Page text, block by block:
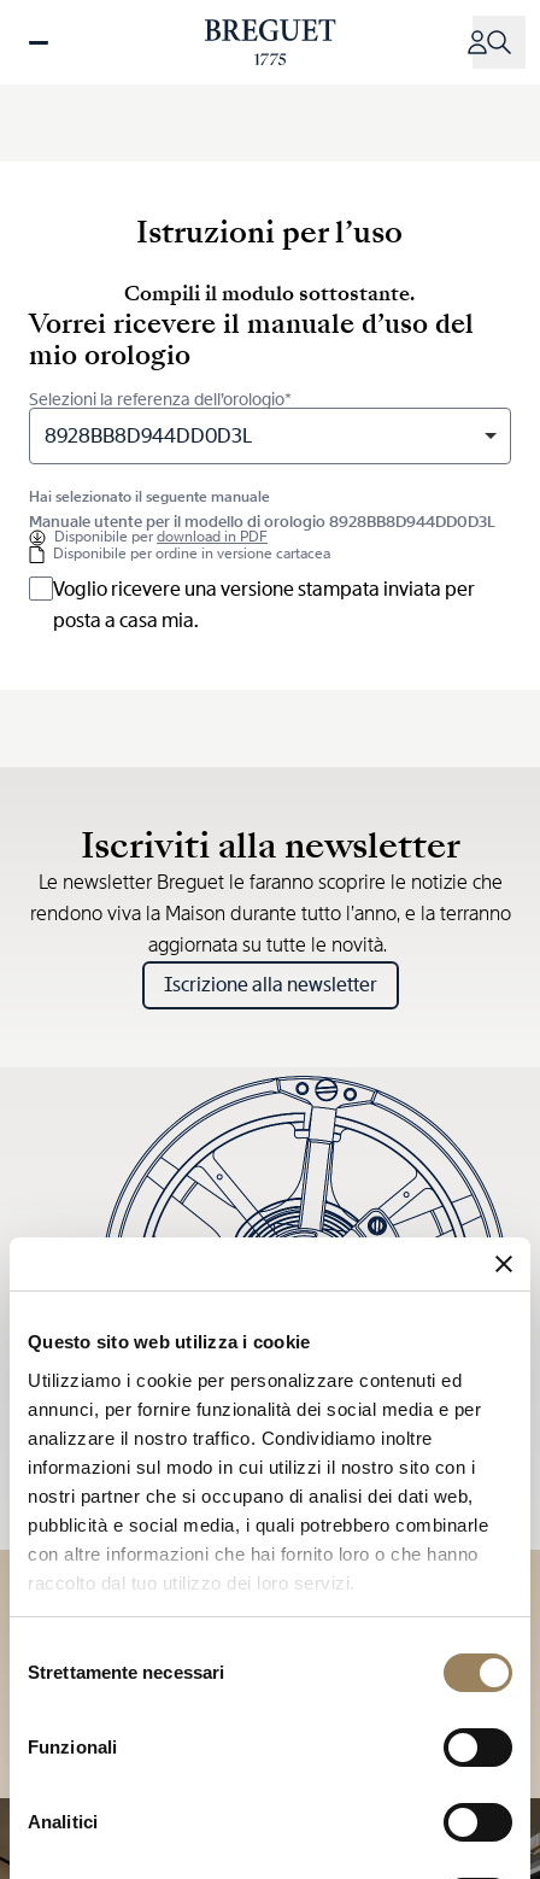
Questo sito web utilizza i cookie
Utilizziamo i cookie per personalizzare contenuti ed
annunci, per fornire funzionalità dei social media e per
analizzare il nostro traffico. Condividiamo inoltre
informazioni sul modo in cui utilizzi il nostro sito con i
nostri partner che si occupano di analisi dei dati web,
pubblicità e social media, i quali potrebbero combinarle
con altre informazioni che hai fornito loro o che hanno
raccolto dal tuo utilizzo dei loro servizi.
delStrettamente necessari
Funzionali
Analitici
Istruzioni per l’uso
Compili il modulo sottostante.
Vorrei ricevere il manuale d’uso del
mio orologio
Selezioni la referenza dell’orologio*
8928BB8D944DD0D3L
Hai selezionato il seguente manuale
Manuale utente per il modello di orologio 8928BB8D944DD0D3L
Disponibile perdownload in PDF
Disponibile per ordine in versione cartacea
Voglio ricevere una versione stampata inviata per
posta a casa mia.
Iscriviti alla newsletter
Le newsletter Breguet le faranno scoprire le notizie che
rendono viva la Maison durante tutto l’anno, e la terranno
aggiornata su tutte le novità.
Iscrizione alla newsletter
Scopri le nostre collezioni in
Boutique